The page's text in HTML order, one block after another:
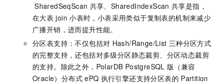
SharedSeqScan 共享、SharedIndexScan 共享是指，
在大表 join 小表时，小表采用类似于复制表的机制来减少
广播开销，进而提升性能。
分区表支持：不仅包括对 Hash/Range/List 三种分区方式
的完整支持，还包括对多级分区静态裁剪、分区动态裁剪
的支持。除此之外， PolarDB PostgreSQL 版（兼容
Oracle） 分布式 ePQ 执行引擎还支持分区表的 Partition